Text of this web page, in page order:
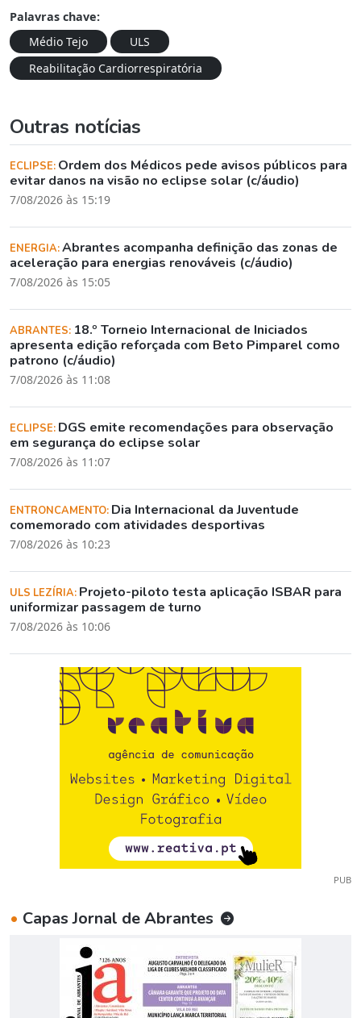
Palavras chave:
Médio Tejo
ULS
Reabilitação Cardiorrespiratória
Outras notícias
ECLIPSE: Ordem dos Médicos pede avisos públicos para
evitar danos na visão no eclipse solar (c/áudio)
7/08/2026 às 15:19
ENERGIA:Abrantes acompanha definição das zonas de
aceleração para energias renováveis (c/áudio)
7/08/2026 às 15:05
ABRANTES: 18.º Torneio Internacional de Iniciados
apresenta edição reforçada com Beto Pimparel como
patrono (c/áudio)
7/08/2026 às 11:08
ECLIPSE: DGS emite recomendações para observação
em segurança do eclipse solar
7/08/2026 às 11:07
ENTRONCAMENTO: Dia Internacional da Juventude
comemorado com atividades desportivas
7/08/2026 às 10:23
ULS LEZÍRIA: Projeto-piloto testa aplicação ISBAR para
uniformizar passagem de turno
7/08/2026 às 10:06
PUB
• Capas Jornal de Abrantes